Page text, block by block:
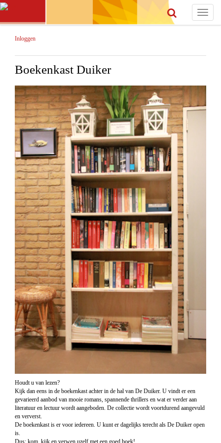
Toggle
Inloggen
Boekenkast Duiker
Houdt u van lezen?
Kijk dan eens in de boekenkast achter in de hal van De Duiker. U vindt er een
gevarieerd aanbod van mooie romans, spannende thrillers en wat er verder aan
literatuur en lectuur wordt aangeboden. De collectie wordt voortdurend aangevuld
en ververst.
De boekenkast is er voor iedereen. U kunt er dagelijks terecht als De Duiker open
is.
Dus: kom, kijk en verwen uzelf met een goed boek!